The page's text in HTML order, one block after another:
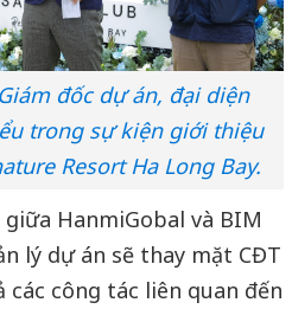
đốc dự án, đại diện
trong sự kiện giới thiệu
Resort Ha Long Bay.
HanmiGobal và BIM
lý dự án sẽ thay mặt CĐT
công tác liên quan đến